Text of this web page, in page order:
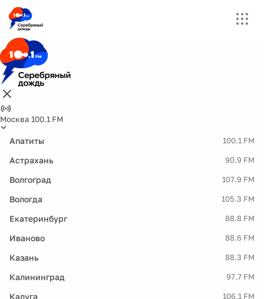
Москва 100.1 FM
Апатиты 100.1 FM
Астрахань 90.9 FM
Волгоград 107.9 FM
Вологда 105.3 FM
Екатеринбург 88.8 FM
Иваново 88.6 FM
Казань 88.3 FM
Калининград 97.7 FM
Калуга 106.1 FM